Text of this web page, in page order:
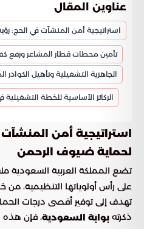
عناوين المقال
استراتيجية أمن المنشآت في الحج:
تأمين محطات قطار المشاعر ورفع
الجاهزية التشغيلية وتأهيل الكوادر
الركائز الأساسية للخطة التشغيلية
استراتيجية أمن
لحماية ضيوف الرحمن
تضع المملكة العربية السعودية
على رأس أولوياتها التنظيمية،
تهدف إلى توفير أقصى درجات
ذكرته بوابة السعودية، فإن هذه